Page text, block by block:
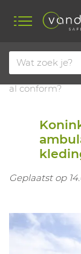
Home
Blog
Koninklijk
al conform?
Geplaatst op